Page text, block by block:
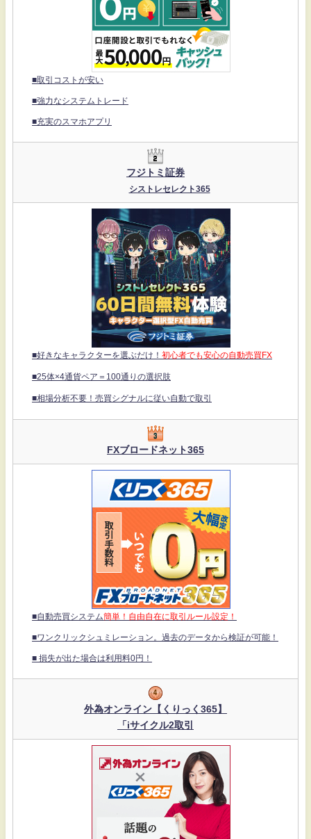
■取引コストが安い
■強力なシステムトレード
■充実のスマホアプリ
フジトミ証券
シストレセレクト365
■好きなキャラクターを選ぶだけ！ 初心者でも安心の自動売買FX
■25体×4通貨ペア＝100通りの選択肢
■相場分析不要！売買シグナルに従い自動で取引
FXブロードネット365
■自動売買システム簡単！自由自在に取引ルール設定！
■ワンクリックシュミレーション。過去のデータから検証が可能！
■ 損失が出た場合は利用料0円！
外為オンライン【くりっく365】
「iサイクル2取引